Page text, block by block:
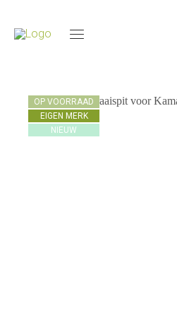
OP VOORRAAD
EIGEN MERK
NIEUW